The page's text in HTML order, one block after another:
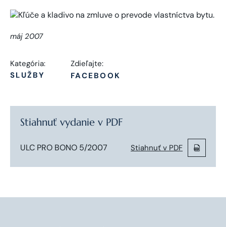
máj 2007
Kategória:
SLUŽBY
Zdieľajte:
FACEBOOK
Stiahnuť vydanie v PDF
ULC PRO BONO 5/2007 Stiahnuť v PDF